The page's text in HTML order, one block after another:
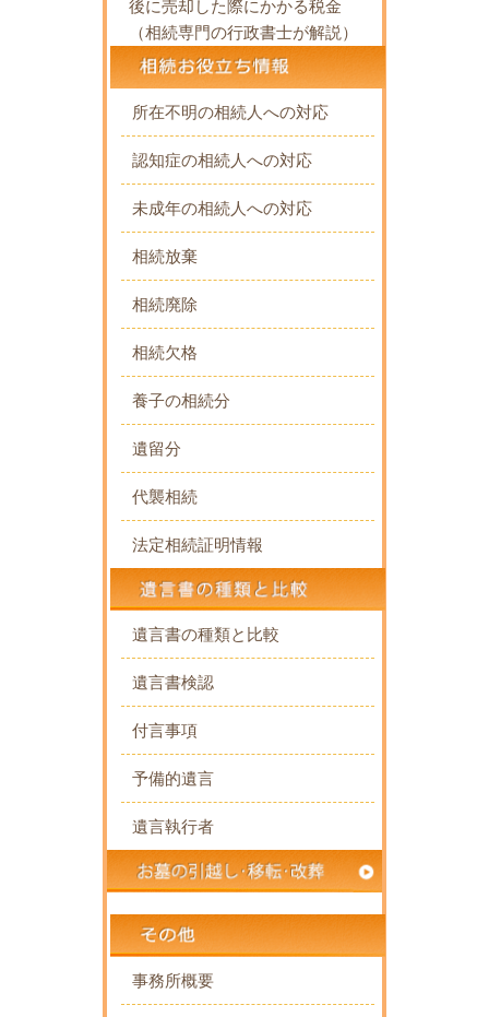
後に売却した際にかかる税金
（相続専門の行政書士が解説）
所在不明の相続人への対応
認知症の相続人への対応
未成年の相続人への対応
相続放棄
相続廃除
相続欠格
養子の相続分
遺留分
代襲相続
法定相続証明情報
遺言書の種類と比較
遺言書検認
付言事項
予備的遺言
遺言執行者
事務所概要